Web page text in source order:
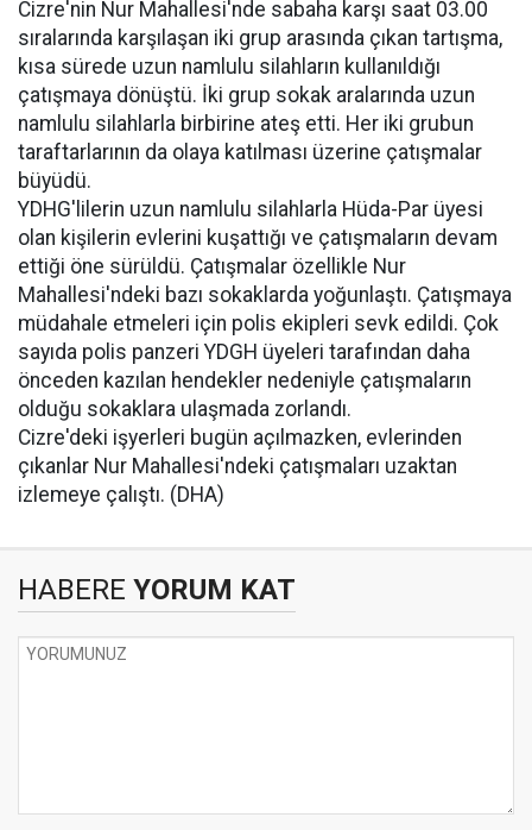
Cizre'nin Nur Mahallesi'nde sabaha karşı saat 03.00
sıralarında karşılaşan iki grup arasında çıkan tartışma,
kısa sürede uzun namlulu silahların kullanıldığı
çatışmaya dönüştü. İki grup sokak aralarında uzun
namlulu silahlarla birbirine ateş etti. Her iki grubun
taraftarlarının da olaya katılması üzerine çatışmalar
büyüdü.
YDHG'lilerin uzun namlulu silahlarla Hüda-Par üyesi
olan kişilerin evlerini kuşattığı ve çatışmaların devam
ettiği öne sürüldü. Çatışmalar özellikle Nur
Mahallesi'ndeki bazı sokaklarda yoğunlaştı. Çatışmaya
müdahale etmeleri için polis ekipleri sevk edildi. Çok
sayıda polis panzeri YDGH üyeleri tarafından daha
önceden kazılan hendekler nedeniyle çatışmaların
olduğu sokaklara ulaşmada zorlandı.
Cizre'deki işyerleri bugün açılmazken, evlerinden
çıkanlar Nur Mahallesi'ndeki çatışmaları uzaktan
izlemeye çalıştı. (DHA)
HABERE YORUM KAT